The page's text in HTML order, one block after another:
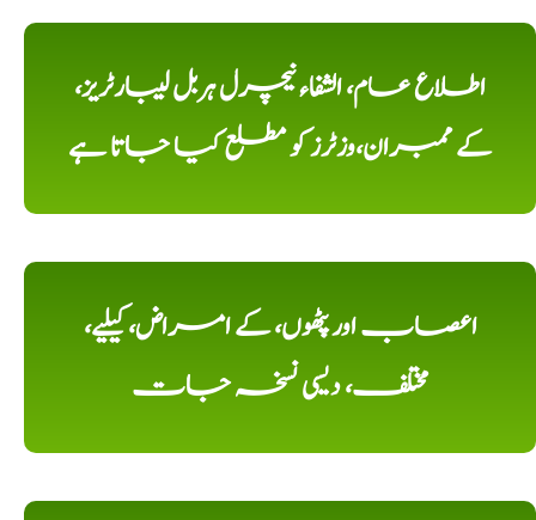
اطلاع عام، الشفاء نیچرل ہربل لیبارٹریز،
کے ممبران،وزٹرز کو مطلع کیا جاتا ہے
اعصاب اور پٹھوں، کے امراض، کیلیے،
مختلف، دیسی نسخہ جات